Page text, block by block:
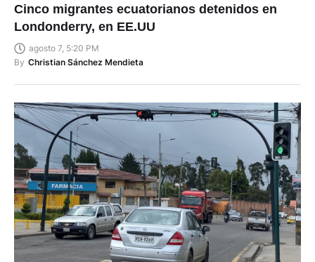
Londonderry, en EE.UU
agosto 7, 5:20 PM
By
Christian Sánchez Mendieta